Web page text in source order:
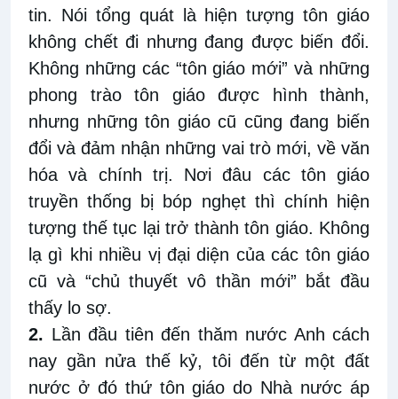
tin. Nói tổng quát là hiện tượng tôn giáo
không chết đi nhưng đang được biến đổi.
Không những các “tôn giáo mới” và những
phong trào tôn giáo được hình thành,
nhưng những tôn giáo cũ cũng đang biến
đổi và đảm nhận những vai trò mới, về văn
hóa và chính trị. Nơi đâu các tôn giáo
truyền thống bị bóp nghẹt thì chính hiện
tượng thế tục lại trở thành tôn giáo. Không
lạ gì khi nhiều vị đại diện của các tôn giáo
cũ và “chủ thuyết vô thần mới” bắt đầu
thấy lo sợ.
2. Lần đầu tiên đến thăm nước Anh cách
nay gần nửa thế kỷ, tôi đến từ một đất
nước ở đó thứ tôn giáo do Nhà nước áp